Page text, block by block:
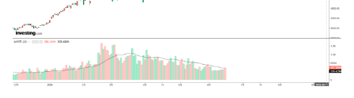
『Money1』
中国だけが鉄鋼輸出を異常増加させる ⇒ 中
国の過剰生産が世界を蝕む。
韓国製造業「半導体絶好調」のウラで他業
種は全般的「不調」⇒ PSIが示す現況は決して良くない。